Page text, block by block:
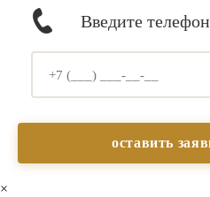
Введите телефон
×